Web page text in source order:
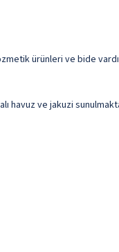
ürünleri ve bide
havuz ve jakuzi